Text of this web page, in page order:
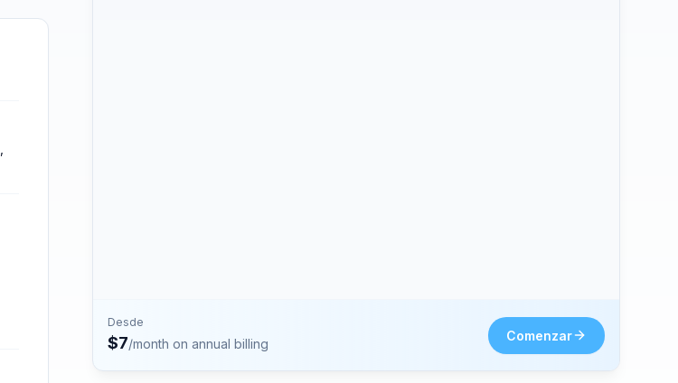
Desde
$7/month on annual billing
Comenzar